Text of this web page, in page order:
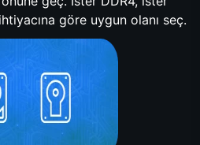
göre uygun olanı seç.